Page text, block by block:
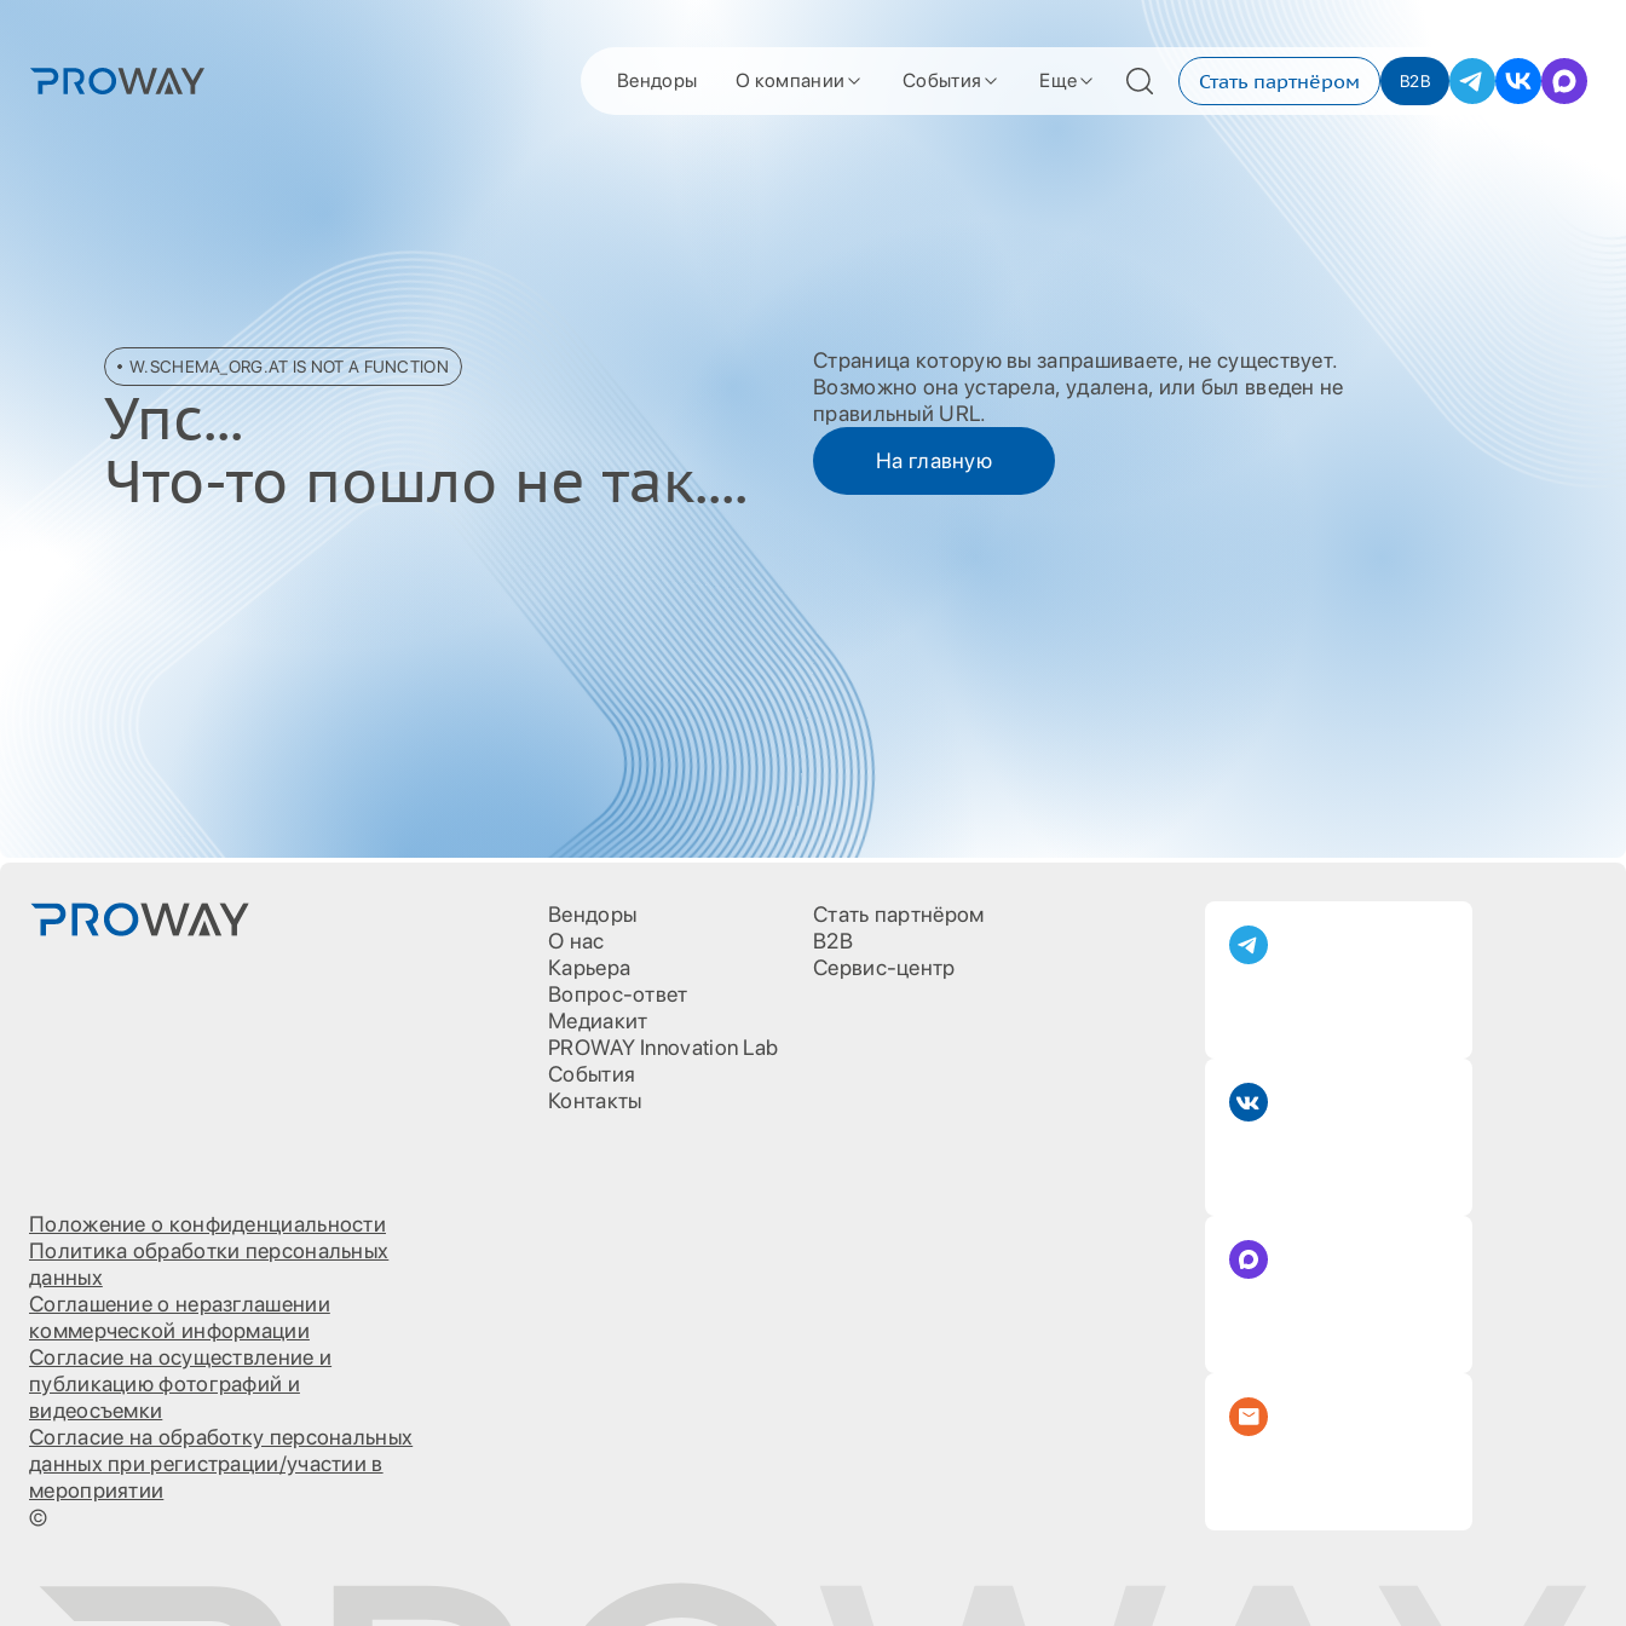
Вендоры О компании События Еще Стать партнёром B2B
W.SCHEMA_ORG.AT IS NOT A FUNCTION
Упc...
Что-то пошло не так....
Страница которую вы запрашиваете, не существует.
Возможно она устарела, удалена, или был введен не
правильный URL.
На главную
Положение о конфиденциальности
Политика обработки персональных
данных
Соглашение о неразглашении
коммерческой информации
Согласие на осуществление и
публикацию фотографий и
видеосъемки
Согласие на обработку персональных
данных при регистрации/участии в
мероприятии
©
Вендоры
О нас
Карьера
Вопрос-ответ
Медиакит
PROWAY Innovation Lab
События
Контакты
Стать партнёром
B2B
Сервис-центр